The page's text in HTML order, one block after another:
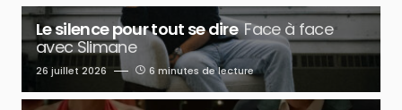
Le silence pour tout se dire Face à face
avec Slimane
26 juillet 2026 6 minutes de lecture